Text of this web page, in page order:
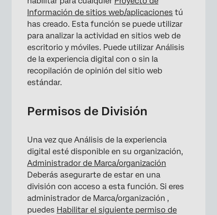
Información de sitios web/aplicaciones tú
has creado. Esta función se puede utilizar
para analizar la actividad en sitios web de
escritorio y móviles. Puede utilizar Análisis
de la experiencia digital con o sin la
recopilación de opinión del sitio web
estándar.
Permisos de División
Una vez que Análisis de la experiencia
digital esté disponible en su organización,
Administrador de Marca/organización
Deberás asegurarte de estar en una
división con acceso a esta función. Si eres
administrador de Marca/organización ,
puedes Habilitar el siguiente permiso de